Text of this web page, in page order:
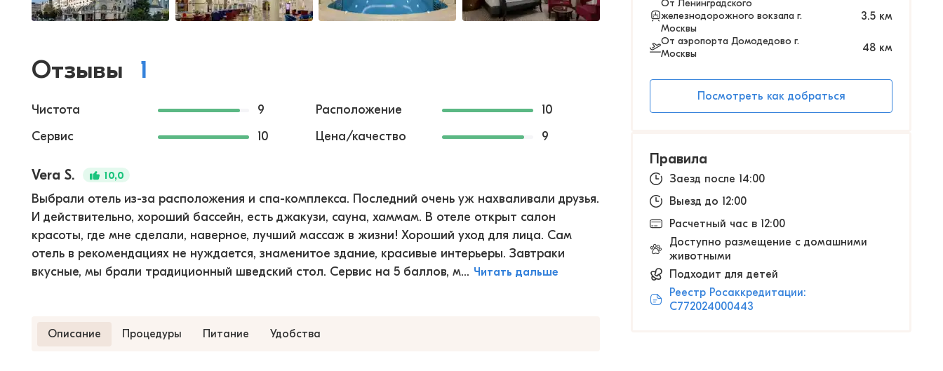
Отзывы 1
Чистота 9 Расположение
10
Сервис
10 Цена/качество 9
Vera S. 10,0
Выбрали отель из-за расположения и спа-комплекса. Последний очень уж нахваливали друзья.
И действительно, хороший бассейн, есть джакузи, сауна, хаммам. В отеле открыт салон
красоты, где мне сделали, наверное, лучший массаж в жизни! Хороший уход для лица. Сам
отель в рекомендациях не нуждается, знаменитое здание, красивые интерьеры. Завтраки
вкусные, мы брали традиционный шведский стол. Сервис на 5 баллов, м... Читать дальше
Описание Процедуры Питание Удобства
От Ленинградского
железнодорожного вокзала г.
Москвы
3.5 км
От аэропорта Домодедово г.
Москвы
48 км
Посмотреть как добраться
Правила
Заезд после 14:00
Выезд до 12:00
Расчетный час в 12:00
Доступно размещение с домашними
животными
Подходит для детей
Реестр Росаккредитации:
С772024000443